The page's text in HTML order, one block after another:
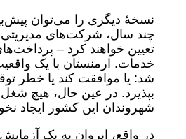
نسخۀ دیگری را می‌توان
چند سال، شرکت‌های مدیریتی
تعیین خواهند کرد –
خدمات. ارمنستان با یک
شد: یا موافقت کند یا خطر
بپذیرد. در عین حال، هیچ
شهروندان این کشور ایجاد
در واقع، ایروان به یک